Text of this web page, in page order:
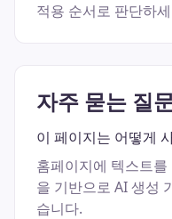
적용 순서로 판단하
자주 묻는 질
이 페이지는 어떻게
홈페이지에 텍스트
을 기반으로 AI 생성
습니다.